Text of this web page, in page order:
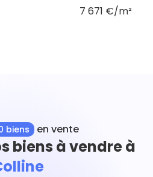
7 671 €/m²
biens en vente
biens à vendre à